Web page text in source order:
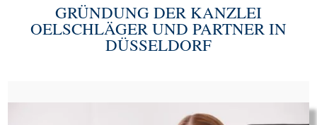
GRÜNDUNG DER KANZLEI
OELSCHLÄGER UND PARTNER IN
DÜSSELDORF